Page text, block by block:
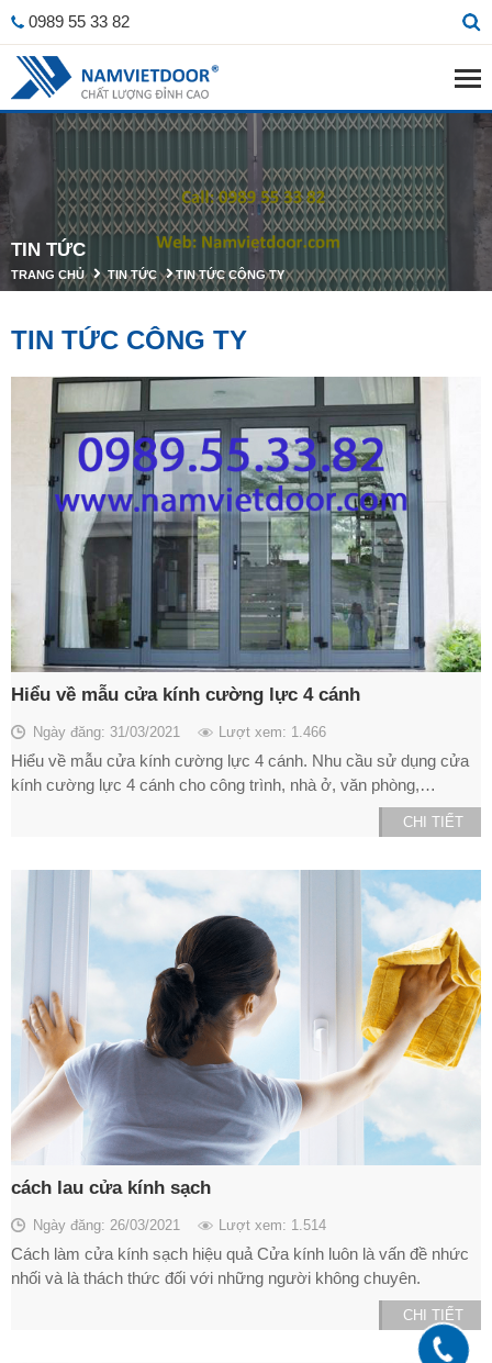
0989 55 33 82
TIN TỨC
TRANG CHỦ TIN TỨC TIN TỨC CÔNG TY
TIN TỨC CÔNG TY
Hiểu về mẫu cửa kính cường lực 4 cánh
Ngày đăng: 31/03/2021 Lượt xem: 1.466
Hiểu về mẫu cửa kính cường lực 4 cánh. Nhu cầu sử dụng cửa
kính cường lực 4 cánh cho công trình, nhà ở, văn phòng,…
CHI TIẾT
cách lau cửa kính sạch
Ngày đăng: 26/03/2021 Lượt xem: 1.514
Cách làm cửa kính sạch hiệu quả Cửa kính luôn là vấn đề nhức
nhối và là thách thức đối với những người không chuyên.
CHI TIẾT